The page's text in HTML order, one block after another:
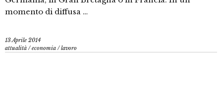
momento di diffusa …
13 Aprile 2014
attualità /economia /lavoro